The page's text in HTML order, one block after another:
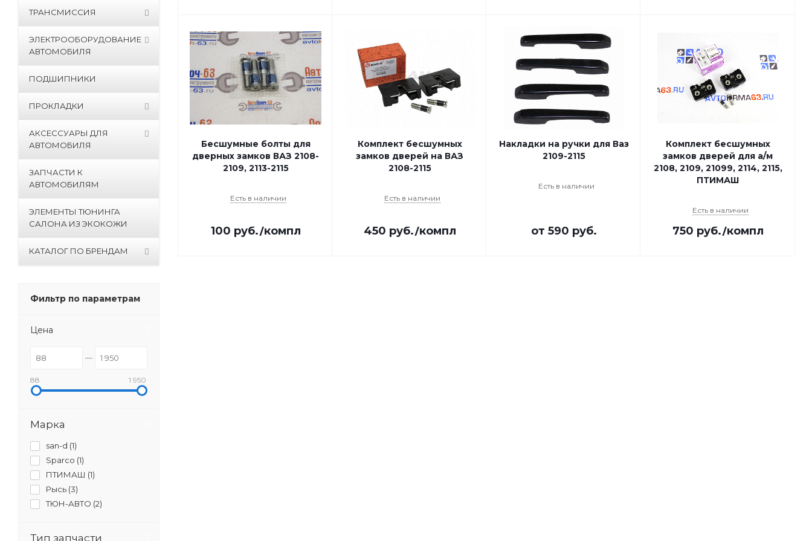
Бесшумные болты для
дверных замков ВАЗ 2108-
2109, 2113-2115
Есть в наличии
100 руб./компл
Комплект бесшумных
замков дверей на ВАЗ
2108-2115
Есть в наличии
450 руб./компл
Накладки на ручки для Ваз
2109-2115
Есть в наличии
от 590 руб.
Комплект бесшумных
замков дверей для а/м
2108, 2109, 21099, 2114, 2115,
ПТИМАШ
Есть в наличии
750 руб./компл
ТРАНСМИССИЯ
ЭЛЕКТРООБОРУДОВАНИЕ
АВТОМОБИЛЯ
ПОДШИПНИКИ
ПРОКЛАДКИ
АКСЕССУАРЫ ДЛЯ
АВТОМОБИЛЯ
ЗАПЧАСТИ К
АВТОМОБИЛЯМ
ЭЛЕМЕНТЫ ТЮНИНГА
САЛОНА ИЗ ЭКОКОЖИ
КАТАЛОГ ПО БРЕНДАМ
Фильтр по параметрам
Цена
88 1 950
Марка
san-d (1)
Sparco (1)
ПТИМАШ (1)
Рысь (3)
ТЮН-АВТО (2)
Тип запчасти